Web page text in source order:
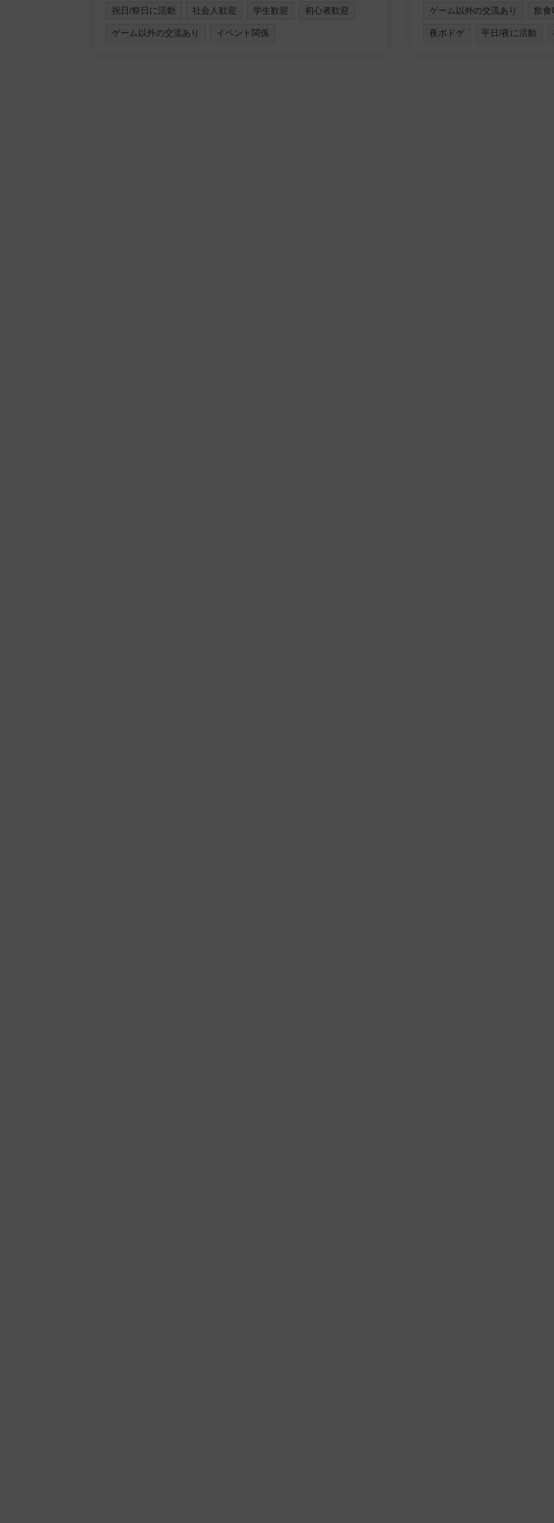
す！ 私も過去に、怪しいワークショップに勧誘され
て嫌な思いをした事があります。 上記目的の方は来
祝日/祭日に活動 社会人歓迎 学生歓迎 初心者歓迎
ゲーム以外の交流あり イベント関係
すので のんびりした夜す
す🌙 その日あつまったメンバーで、 軽め中心にわい
ゲーム以外の交流あり 飲食
夜ボドゲ 平日/夜に活動